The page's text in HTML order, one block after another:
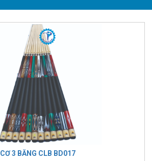
CƠ 3 BĂNG CLB BD017